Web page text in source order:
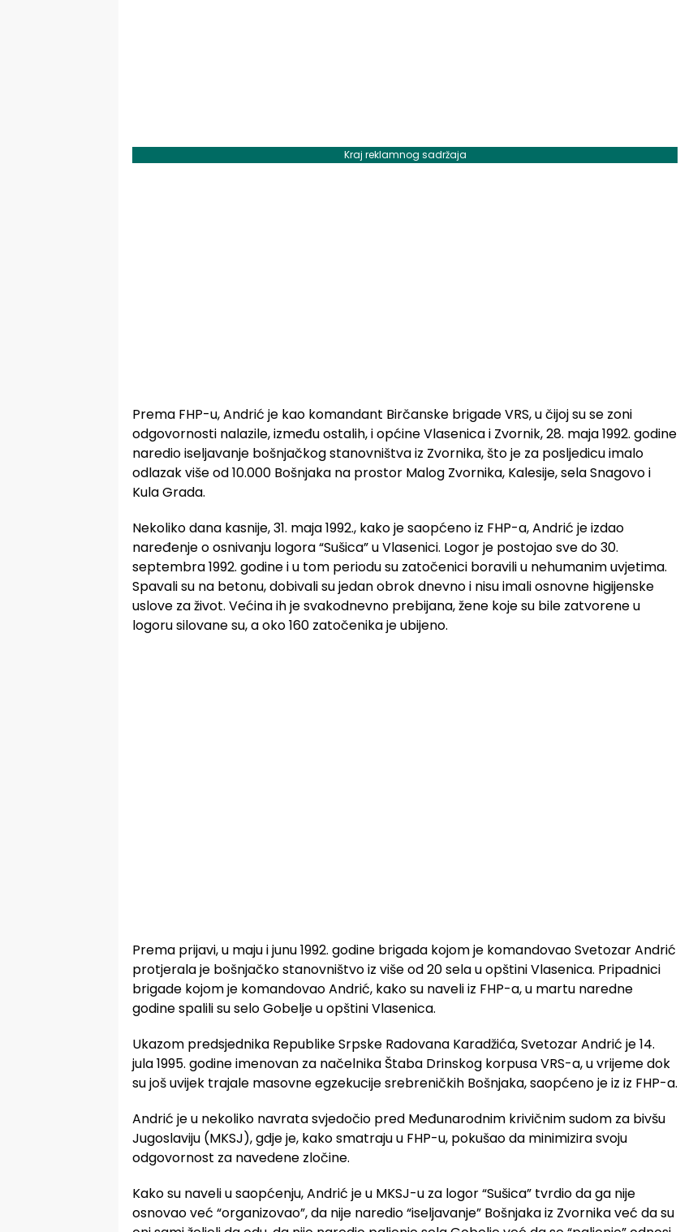
Kraj reklamnog sadržaja
Prema FHP-u, Andrić je kao komandant Birčanske brigade VRS, u čijoj su se zoni
odgovornosti nalazile, između ostalih, i općine Vlasenica i Zvornik, 28. maja 1992. godine
naredio iseljavanje bošnjačkog stanovništva iz Zvornika, što je za posljedicu imalo
odlazak više od 10.000 Bošnjaka na prostor Malog Zvornika, Kalesije, sela Snagovo i
Kula Grada.
Nekoliko dana kasnije, 31. maja 1992., kako je saopćeno iz FHP-a, Andrić je izdao
naređenje o osnivanju logora “Sušica” u Vlasenici. Logor je postojao sve do 30.
septembra 1992. godine i u tom periodu su zatočenici boravili u nehumanim uvjetima.
Spavali su na betonu, dobivali su jedan obrok dnevno i nisu imali osnovne higijenske
uslove za život. Većina ih je svakodnevno prebijana, žene koje su bile zatvorene u
logoru silovane su, a oko 160 zatočenika je ubijeno.
Prema prijavi, u maju i junu 1992. godine brigada kojom je komandovao Svetozar Andrić
protjerala je bošnjačko stanovništvo iz više od 20 sela u opštini Vlasenica. Pripadnici
brigade kojom je komandovao Andrić, kako su naveli iz FHP-a, u martu naredne
godine spalili su selo Gobelje u opštini Vlasenica.
Ukazom predsjednika Republike Srpske Radovana Karadžića, Svetozar Andrić je 14.
jula 1995. godine imenovan za načelnika Štaba Drinskog korpusa VRS-a, u vrijeme dok
su još uvijek trajale masovne egzekucije srebreničkih Bošnjaka, saopćeno je iz iz FHP-a.
Andrić je u nekoliko navrata svjedočio pred Međunarodnim krivičnim sudom za bivšu
Jugoslaviju (MKSJ), gdje je, kako smatraju u FHP-u, pokušao da minimizira svoju
odgovornost za navedene zločine.
Kako su naveli u saopćenju, Andrić je u MKSJ-u za logor “Sušica” tvrdio da ga nije
osnovao već “organizovao”, da nije naredio “iseljavanje” Bošnjaka iz Zvornika već da su